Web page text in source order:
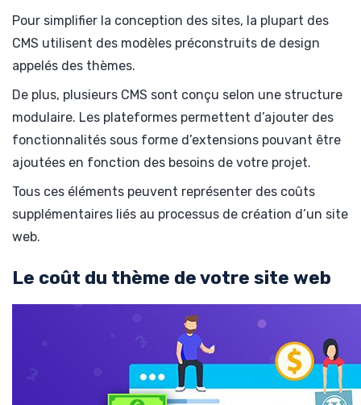
Pour simplifier la conception des sites, la plupart des
CMS utilisent des modèles préconstruits de design
appelés des thèmes.
De plus, plusieurs CMS sont conçu selon une structure
modulaire. Les plateformes permettent d’ajouter des
fonctionnalités sous forme d’extensions pouvant être
ajoutées en fonction des besoins de votre projet.
Tous ces éléments peuvent représenter des coûts
supplémentaires liés au processus de création d’un site
web.
Le coût du thème de votre site web